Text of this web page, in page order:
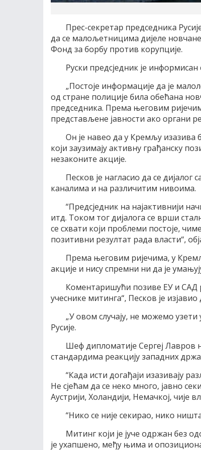
Прес-секретар председника
да се малољетницима дијеле
Фонд за борбу против корупције.
Руски предсједник је
„Постоје информације да је
од стране полиције била обећана
председника. Према његовим
представљене јавности ако органи
Он је навео да у Кремљу
који заузимају активну грађанску
незаконите акције.
Песков је нагласио да се
каналима и на различитим нивоима.
“Предсједник на најактивнији
итд. Током тог дијалога се врши
се схвати који проблеми постоје,
позитивни резултат рада власти“,
Према његовим ријечима, у
акције и нису спремни ни да је
Коментаришући позиве ЕУ и САД
учеснике митинга“, Песков је
„У овом случају, не можемо узети
Русије.
Шеф дипломатије Сергеј Лавров
стандардима реакцију западних
“Када исти догађаји изазивају
Не сјећам да се неко много, јавно
Аустрији, Холандији, Немачкој, чије
“Нико се није секирао, нико
Митинг који је јуче одржан без
је ухапшено, међу њима и